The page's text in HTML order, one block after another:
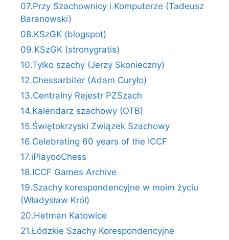
07.Przy Szachownicy i Komputerze (Tadeusz
Baranowski)
08.KSzGK (blogspot)
09.KSzGK (stronygratis)
10.Tylko szachy (Jerzy Skonieczny)
12.Chessarbiter (Adam Curyło)
13.Centralny Rejestr PZSzach
14.Kalendarz szachowy (OTB)
15.Świętokrzyski Związek Szachowy
16.Celebrating 60 years of the ICCF
17.iPlayooChess
18.ICCF Games Archive
19.Szachy korespondencyjne w moim życiu
(Władysław Król)
20.Hetman Katowice
21.Łódzkie Szachy Korespondencyjne